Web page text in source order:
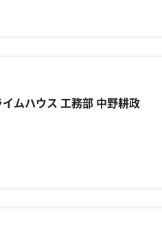
ムハウス 工務部 中野耕政